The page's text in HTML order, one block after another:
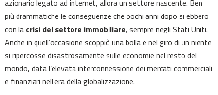
azionario legato ad internet, allora un settore nascente. Ben
più drammatiche le conseguenze che pochi anni dopo si ebbero
con la crisi del settore immobiliare, sempre negli Stati Uniti.
Anche in quell’occasione scoppiò una bolla e nel giro di un niente
si ripercosse disastrosamente sulle economie nel resto del
mondo, data l’elevata interconnessione dei mercati commerciali
e finanziari nell’era della globalizzazione.